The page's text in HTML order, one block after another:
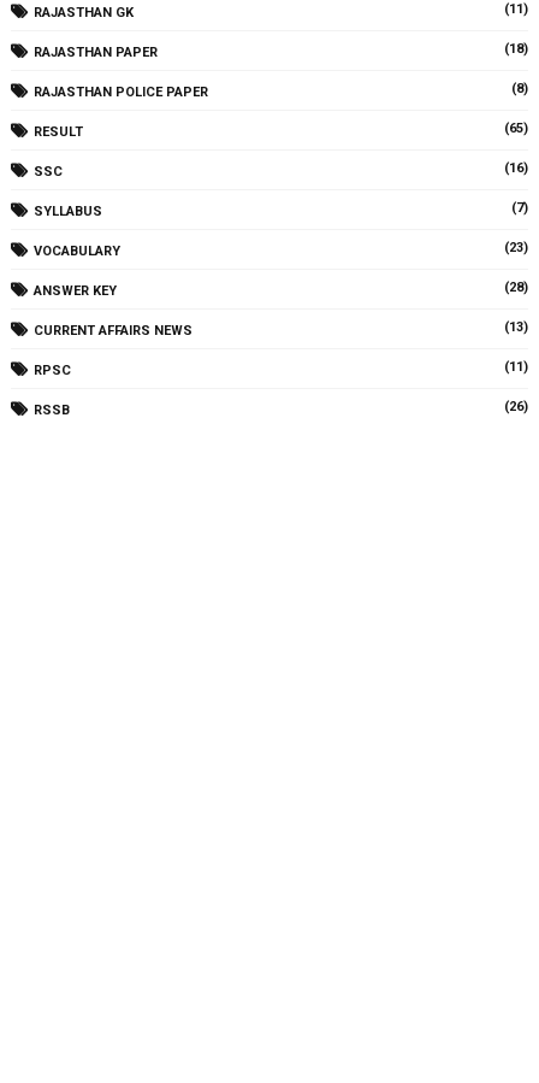
RAJASTHAN GK (11)
RAJASTHAN PAPER (18)
RAJASTHAN POLICE PAPER (8)
RESULT (65)
SSC (16)
SYLLABUS (7)
VOCABULARY (23)
ANSWER KEY (28)
CURRENT AFFAIRS NEWS (13)
RPSC (11)
RSSB (26)